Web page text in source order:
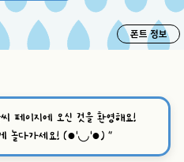
폰트 정보
페이지에 오신 것을 환영해요!
게 놀다가세요! (●'◡'●)”